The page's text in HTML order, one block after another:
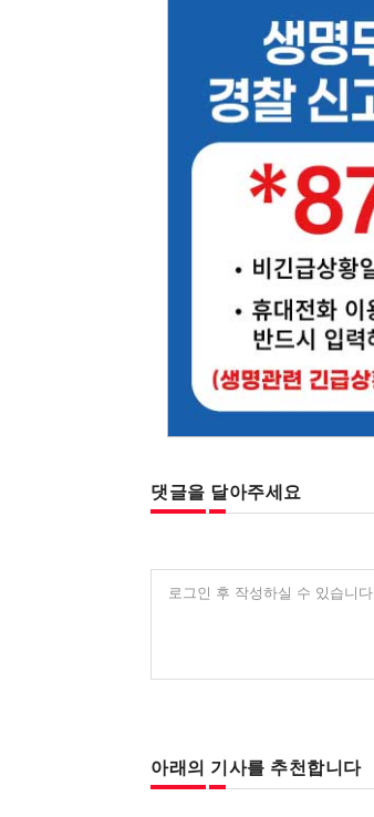
댓글을 달아주세요
로그인 후 작성하실 수 있습니다
아래의 기사를 추천합니다